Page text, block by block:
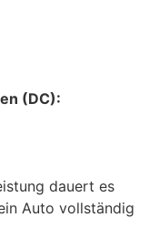
(DC):
dauert es
Auto vollständig